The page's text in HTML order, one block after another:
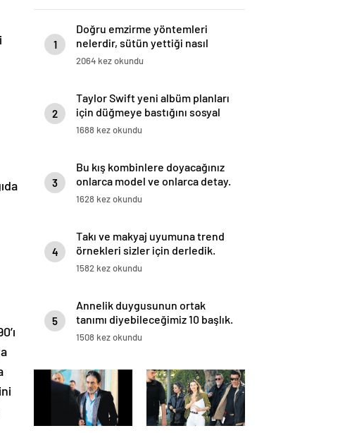
1
Doğru emzirme yöntemleri
nelerdir, sütün yettiği nasıl
anlaşılır?
2064 kez okundu
2
Taylor Swift yeni albüm planları
için düğmeye bastığını sosyal
medyadan duyurdu!
1688 kez okundu
3
Bu kış kombinlere doyacağınız
onlarca model ve onlarca detay.
1628 kez okundu
4
Takı ve makyaj uyumuna trend
örnekleri sizler için derledik.
1582 kez okundu
5
Annelik duygusunun ortak
tanımı diyebileceğimiz 10 başlık.
1508 kez okundu